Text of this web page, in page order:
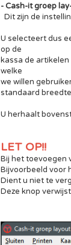
- Cash-it groep
Dit zijn de
U selecteert dus
op de
kassa de
welke
we willen
standaard
U herhaalt
LET OP!!
Bij het toevoegen
Bijvoorbeeld voor
Dient u niet te
Deze knop